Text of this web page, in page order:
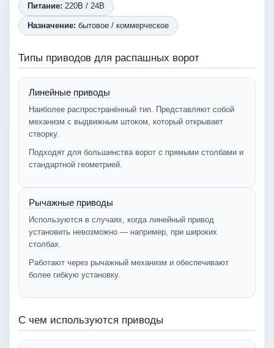
Питание: 220В / 24В
Назначение: бытовое / коммерческое
Типы приводов для распашных ворот
Линейные приводы
Наиболее распространённый тип. Представляют собой
механизм с выдвижным штоком, который открывает
створку.
Подходят для большинства ворот с прямыми столбами и
стандартной геометрией.
Рычажные приводы
Используются в случаях, когда линейный привод
установить невозможно — например, при широких
столбах.
Работают через рычажный механизм и обеспечивают
более гибкую установку.
С чем используются приводы